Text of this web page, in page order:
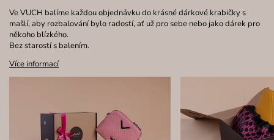
Ve VUCH balíme každou objednávku do krásné dárkové krabičky s
mašlí, aby rozbalování bylo radostí, ať už pro sebe nebo jako dárek pro
někoho blízkého.
Bez starostí s balením.
Více informací